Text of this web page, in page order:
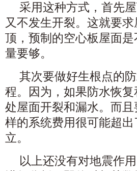
采用这种方式，首先
又不发生开裂。这就要
顶，预制的空心板屋面
量要够。
其次要做好生根点的
程。因为，如果防水恢
处屋面开裂和漏水。而
样的系统费用很可能超
立。
以上还没有对地震作